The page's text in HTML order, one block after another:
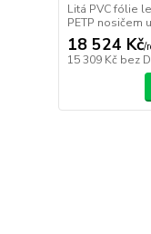
Litá PVC fólie
PETP nosičem
18 524 Kč/
15 309 Kč bez